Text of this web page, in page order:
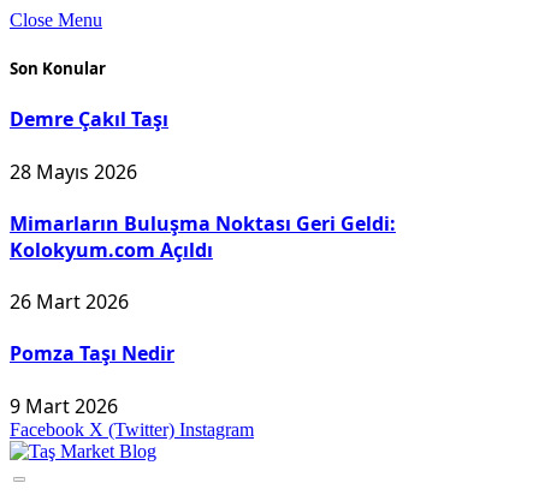
Close Menu
Son Konular
Demre Çakıl Taşı
28 Mayıs 2026
Mimarların Buluşma Noktası Geri Geldi:
Kolokyum.com Açıldı
26 Mart 2026
Pomza Taşı Nedir
9 Mart 2026
Facebook X (Twitter) Instagram